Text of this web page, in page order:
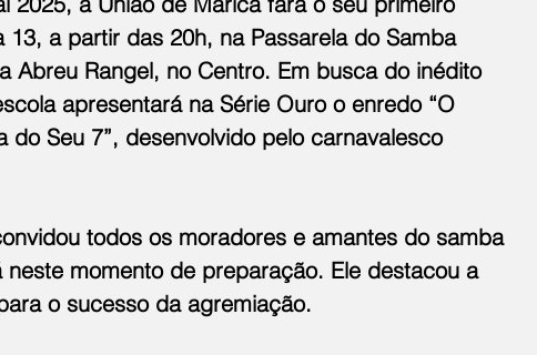
a partir das 20h, na Passarela do Samba
Abreu Rangel, no Centro. Em busca do inédito
apresentará na Série Ouro o enredo “O
do Seu 7”, desenvolvido pelo carnavalesco
todos os moradores e amantes do samba
momento de preparação. Ele destacou a
o sucesso da agremiação.